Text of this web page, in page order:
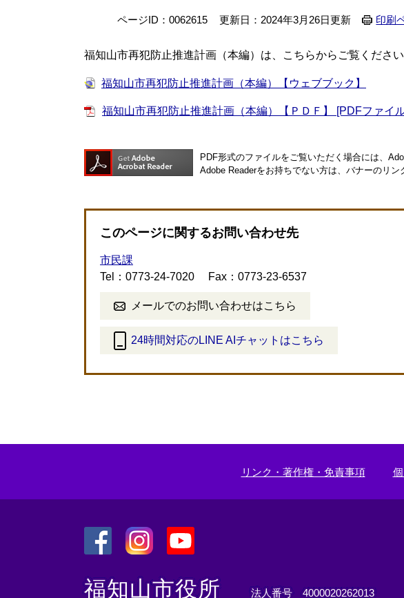
ページID：0062615 更新日：2024年3月26日更新 印刷
福知山市再犯防止推進計画（本編）は、こちらからご覧ください
福知山市再犯防止推進計画（本編）【ウェブブック】
福知山市再犯防止推進計画（本編）【ＰＤＦ】 [PDFファイ
PDF形式のファイルをご覧いただく場合には、
Adobe Readerをお持ちでない方は、バナーのリン
このページに関するお問い合わせ先
市民課
Tel：0773-24-7020
Fax：0773-23-6537
メールでのお問い合わせはこちら
24時間対応のLINE AIチャットはこちら
外
ク
リンク・著作権・免責事項
外
外
外
福知山市役所 法人番号 4000020262013